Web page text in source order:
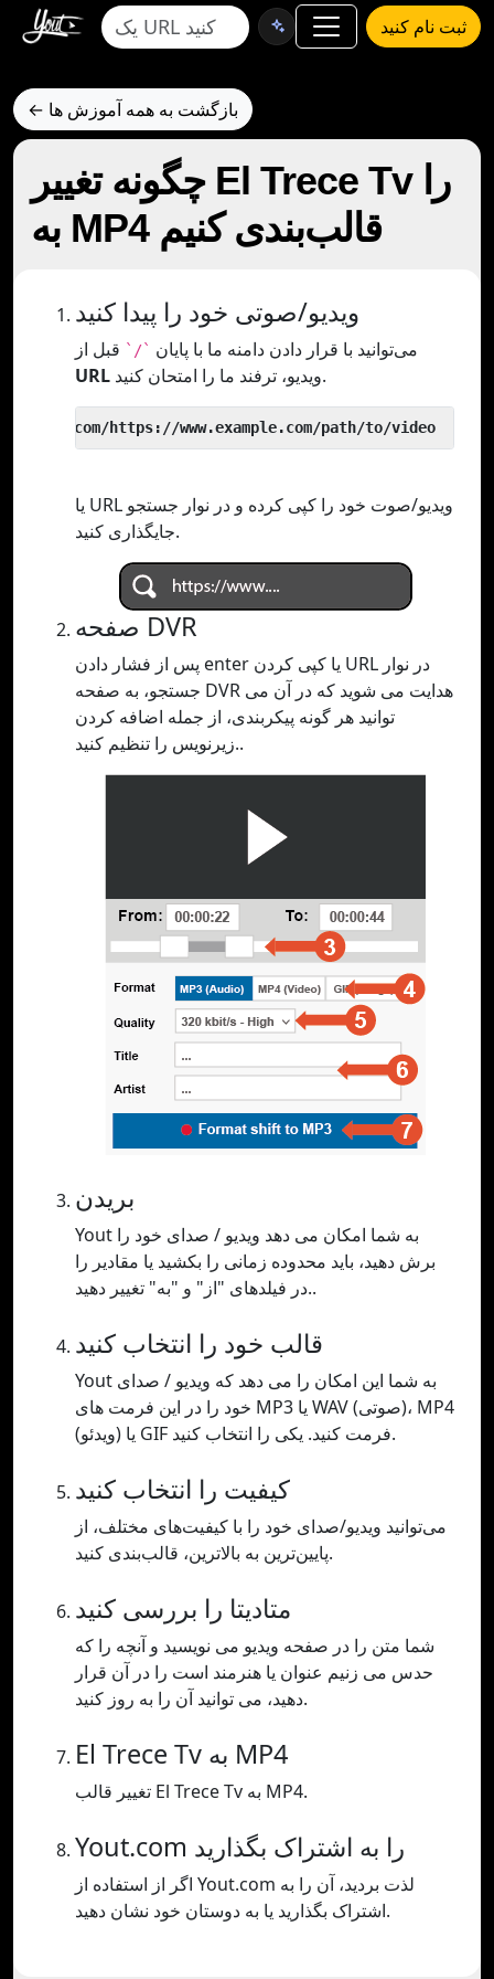
ثبت نام کنید
← بازگشت به همه آموزش ها
چگونه تغییر El Trece Tv را
به MP4 قالب‌بندی کنیم
ویدیو/صوتی خود را پیدا کنید
می‌توانید با قرار دادن دامنه ما با پایان `/` قبل از
URL
ویدیو، ترفند ما را امتحان کنید.
یا URL ویدیو/صوت خود را کپی کرده و در نوار جستجو
جایگذاری کنید.
صفحه DVR
پس از فشار دادن enter یا کپی کردن URL در نوار
جستجو، به صفحه DVR هدایت می شوید که در آن می
توانید هر گونه پیکربندی، از جمله اضافه کردن
زیرنویس را تنظیم کنید..
بریدن
Yout به شما امکان می دهد ویدیو / صدای خود را
برش دهید، باید محدوده زمانی را بکشید یا مقادیر را
در فیلدهای "از" و "به" تغییر دهید..
قالب خود را انتخاب کنید
Yout به شما این امکان را می دهد که ویدیو / صدای
خود را در این فرمت های MP3 یا WAV (صوتی)، MP4
(ویدئو) یا GIF فرمت کنید. یکی را انتخاب کنید.
کیفیت را انتخاب کنید
می‌توانید ویدیو/صدای خود را با کیفیت‌های مختلف، از
پایین‌ترین به بالاترین، قالب‌بندی کنید.
متادیتا را بررسی کنید
شما متن را در صفحه ویدیو می نویسید و آنچه را که
حدس می زنیم عنوان یا هنرمند است را در آن قرار
دهید، می توانید آن را به روز کنید.
El Trece Tv به MP4
تغییر قالب El Trece Tv به MP4.
Yout.com را به اشتراک بگذارید
اگر از استفاده از Yout.com لذت بردید، آن را به
اشتراک بگذارید یا به دوستان خود نشان دهید.